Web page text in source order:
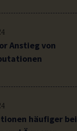
Anstieg von
häufiger bei